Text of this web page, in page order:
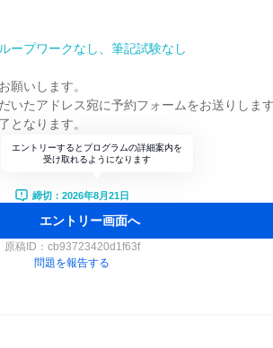
ープワークなし、筆記試験なし
願いします。
いたアドレス宛に予約フォームをお送りしま
となります。
エントリーするとプログラムの詳細案内を
受け取れるようになります
締切：2026年8月21日
エントリー画面へ
原稿ID： cb93723420d1f63f
問題を報告する